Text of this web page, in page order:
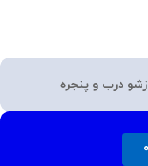
درب و پنجره